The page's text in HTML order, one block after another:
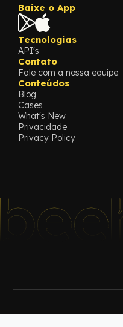
Baixe o App
Tecnologias
API's
Contato
Fale com a nossa equipe
Conteúdos
Blog
Cases
What's New
Privacidade
Privacy Policy